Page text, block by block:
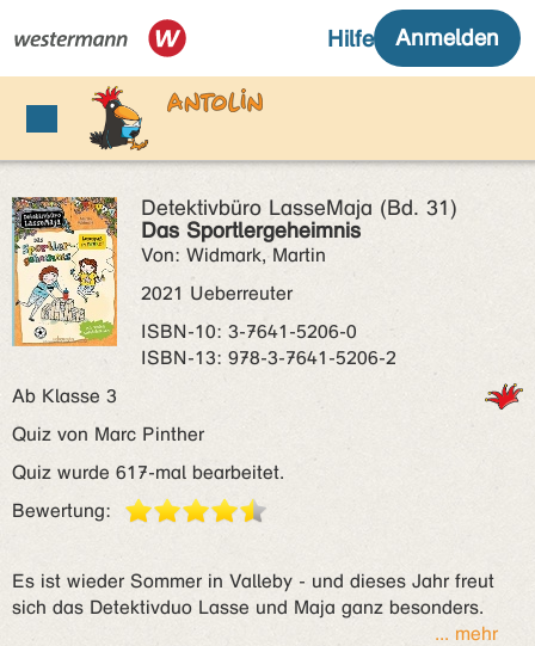
Detektivbüro LasseMaja (Bd. 31)
Das Sportlergeheimnis
Von: Widmark, Martin
2021 Ueberreuter
ISBN‑10: 3-7641-5206-0
ISBN‑13: 978-3-7641-5206-2
Ab Klasse 3
Quiz von Marc Pinther
Quiz wurde 617-mal bearbeitet.
Bewertung:
Es ist wieder Sommer in Valleby - und dieses Jahr freut
sich das Detektivduo Lasse und Maja ganz besonders.
... mehr